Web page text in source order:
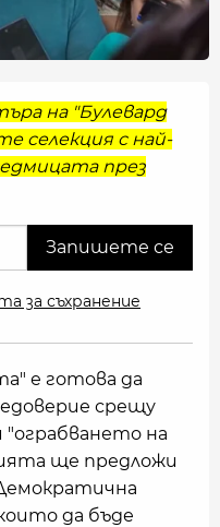
на "Булевард
селекция с най-
през
за съхранение
е готова да
срещу
на
ще предложи
да бъде